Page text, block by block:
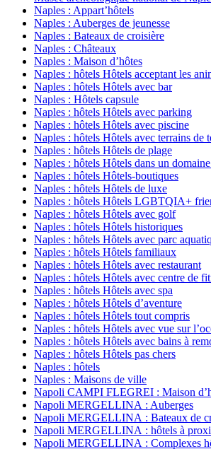
Naples : Appart’hôtels
Naples : Auberges de jeunesse
Naples : Bateaux de croisière
Naples : Châteaux
Naples : Maison d’hôtes
Naples : hôtels Hôtels acceptant les
Naples : hôtels Hôtels avec bar
Naples : Hôtels capsule
Naples : hôtels Hôtels avec parking
Naples : hôtels Hôtels avec piscine
Naples : hôtels Hôtels avec terrains de
Naples : hôtels Hôtels de plage
Naples : hôtels Hôtels dans un
Naples : hôtels Hôtels-boutiques
Naples : hôtels Hôtels de luxe
Naples : hôtels Hôtels LGBTQIA+
Naples : hôtels Hôtels avec golf
Naples : hôtels Hôtels historiques
Naples : hôtels Hôtels avec parc
Naples : hôtels Hôtels familiaux
Naples : hôtels Hôtels avec restaurant
Naples : hôtels Hôtels avec centre de
Naples : hôtels Hôtels avec spa
Naples : hôtels Hôtels d’aventure
Naples : hôtels Hôtels tout compris
Naples : hôtels Hôtels avec vue sur
Naples : hôtels Hôtels avec bains à
Naples : hôtels Hôtels pas chers
Naples : hôtels
Naples : Maisons de ville
Napoli CAMPI FLEGREI : Maison
Napoli MERGELLINA : Auberges
Napoli MERGELLINA : Bateaux de
Napoli MERGELLINA : hôtels à
Napoli MERGELLINA : Complexes